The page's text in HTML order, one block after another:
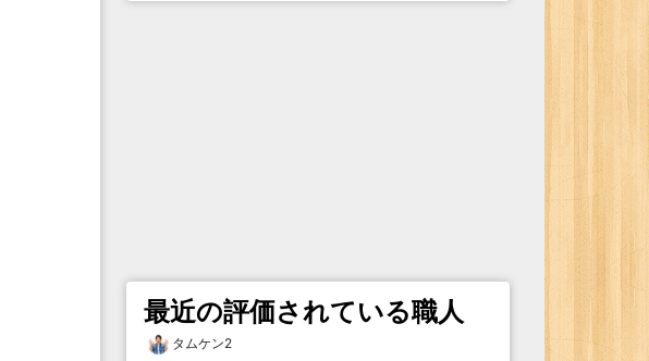
最近の評価されている職人
タムケン2